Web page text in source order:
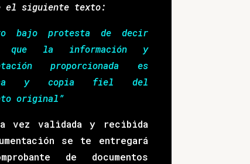
el siguiente texto:
bajo protesta de decir
que la información y
proporcionada es
y copia fiel del
original”
vez validada y recibida
se te entregará
de documentos